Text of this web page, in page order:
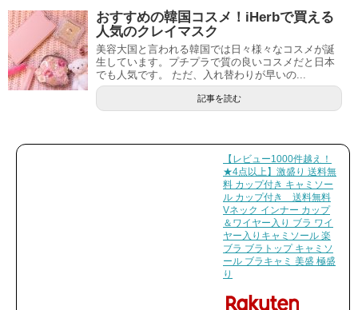
おすすめの韓国コスメ！iHerbで買える
人気のクレイマスク
美容大国と言われる韓国では日々様々なコスメが誕
生しています。プチプラで質の良いコスメだと日本
でも人気です。 ただ、入れ替わりが早いの...
記事を読む
【レビュー1000件越え！
★4点以上】激盛り 送料無
料 カップ付き キャミソー
ル カップ付き 送料無料
Vネック インナー カップ
＆ワイヤー入り ブラ ワイ
ヤー入りキャミソール 楽
ブラ ブラトップ キャミソ
ール ブラキャミ 美盛 極盛
り